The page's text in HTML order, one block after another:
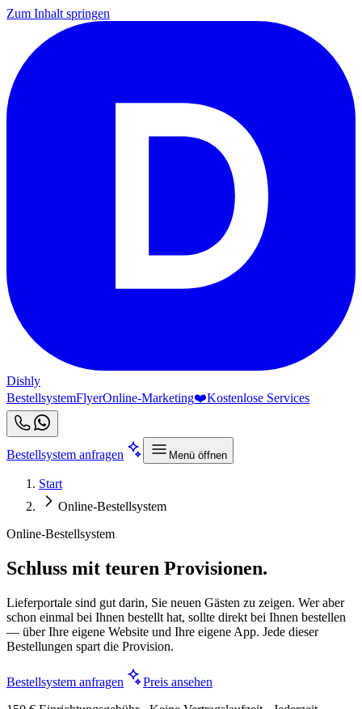
Zum Inhalt springen
Dishly
BestellsystemFlyerOnline-Marketing❤️Kostenlose Services
Bestellsystem anfragen Menü öffnen
Start
Online-Bestellsystem
Online-Bestellsystem
Schluss mit teuren Provisionen.
Lieferportale sind gut darin, Sie neuen Gästen zu zeigen. Wer aber
schon einmal bei Ihnen bestellt hat, sollte direkt bei Ihnen bestellen
— über Ihre eigene Website und Ihre eigene App. Jede dieser
Bestellungen spart die Provision.
Bestellsystem anfragen
Preis ansehen